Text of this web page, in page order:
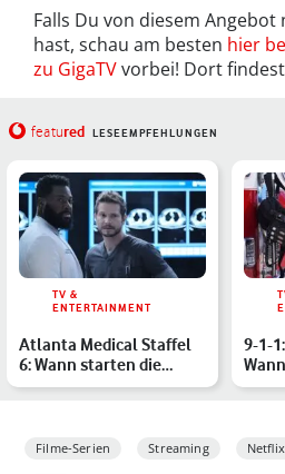
Falls Du von diesem
hast, schau am besten hier
zu GigaTVvorbei! Dort
featured LESEEMPFEHLUNGEN
TV &
ENTERTAINMENT
Atlanta Medical Staffel
6: Wann starten die
neuen Folgen in Deuts…
9-1-
neue
Filme-Serien Streaming Netflix